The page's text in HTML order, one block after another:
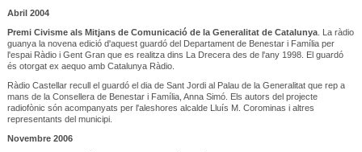
Abril 2004
Premi Civisme als Mitjans de Comunicació de la Generalitat de Catalunya. La ràdio
guanya la novena edició d'aquest guardó del Departament de Benestar i Família per
l'espai Ràdio i Gent Gran que es realitza dins La Drecera des de l'any 1998. El guardó
és otorgat ex aequo amb Catalunya Ràdio.
Ràdio Castellar recull el guardó el dia de Sant Jordi al Palau de la Generalitat que rep a
mans de la Consellera de Benestar i Família, Anna Simó. Els autors del projecte
radiofònic són acompanyats per l'aleshores alcalde Lluís M. Corominas i altres
representants del municipi.
Novembre 2006